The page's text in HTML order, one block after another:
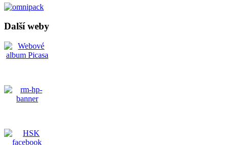
Další weby